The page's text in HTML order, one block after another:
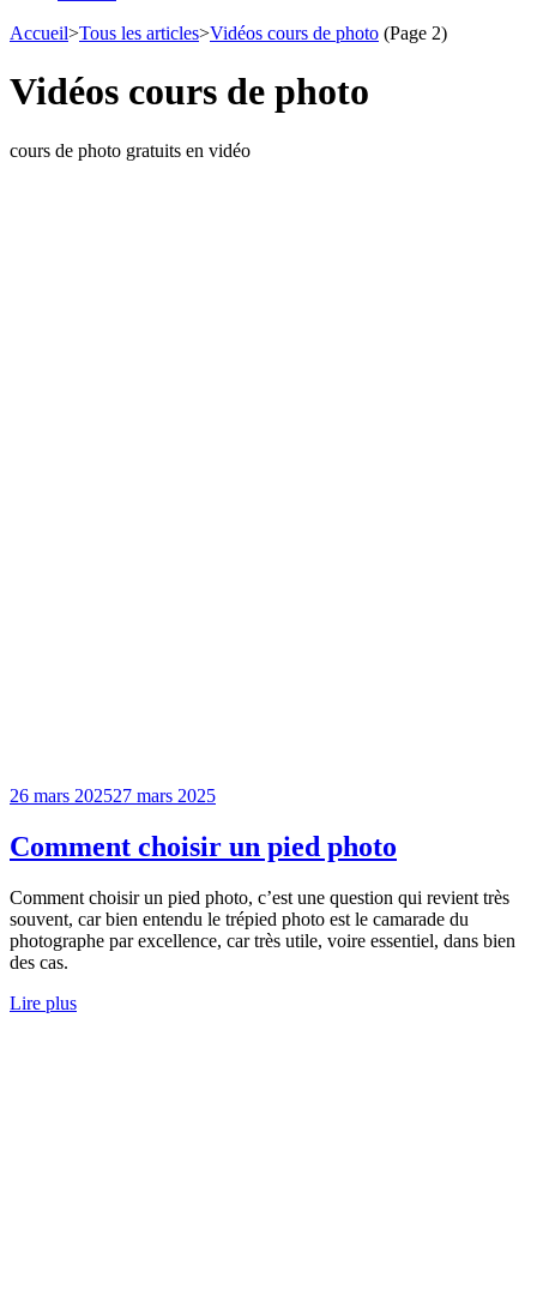
Accueil>Tous les articles>Vidéos cours de photo (Page 2)
Vidéos cours de photo
cours de photo gratuits en vidéo
26 mars 202527 mars 2025
Comment choisir un pied photo
Comment choisir un pied photo, c’est une question qui revient très
souvent, car bien entendu le trépied photo est le camarade du
photographe par excellence, car très utile, voire essentiel, dans bien
des cas.
Lire plus